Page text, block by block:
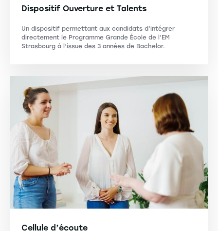
Dispositif Ouverture et Talents
Un dispositif permettant aux candidats d’intégrer
directement le Programme Grande École de l’EM
Strasbourg à l’issue des 3 années de Bachelor.
Cellule d’écoute